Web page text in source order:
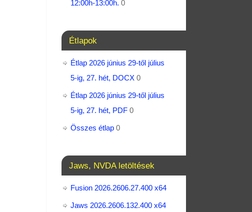
12:00h-13:00h. 0
Étlapok
Étlap 2026 június 29-től július
5-ig, 27. hét, DOCX 0
Étlap 2026 június 29-től július
5-ig, 27. hét, PDF 0
Összes étlap 0
Jaws, NVDA letöltések
Fusion 2026.2606.27.400 x64
Jaws 2026.2606.132.400 x64